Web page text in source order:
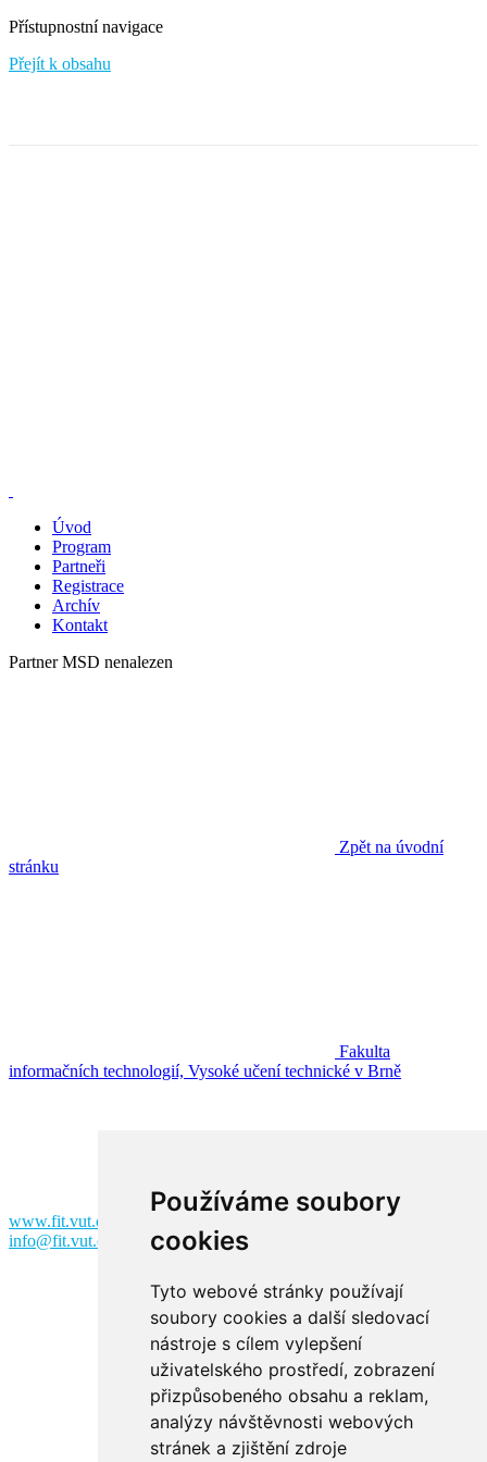
Používáme soubory
cookies
Tyto webové stránky používají
soubory cookies a další sledovací
nástroje s cílem vylepšení
uživatelského prostředí, zobrazení
přizpůsobeného obsahu a reklam,
analýzy návštěvnosti webových
stránek a zjištění zdroje
Přístupnostní navigace
Přejít k obsahu
Úvod
Program
Partneři
Registrace
Archív
Kontakt
Partner MSD nenalezen
Zpět na úvodní
stránku
Fakulta
informačních technologií, Vysoké učení technické v Brně
www.fit.vut.cz
info@fit.vut.cz
Facebook